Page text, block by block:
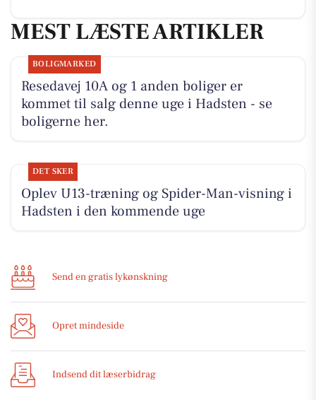
MEST LÆSTE ARTIKLER
BOLIGMARKED
Resedavej 10A og 1 anden boliger er
kommet til salg denne uge i Hadsten - se
boligerne her.
DET SKER
Oplev U13-træning og Spider-Man-visning i
Hadsten i den kommende uge
Send en gratis lykønskning
Opret mindeside
Indsend dit læserbidrag